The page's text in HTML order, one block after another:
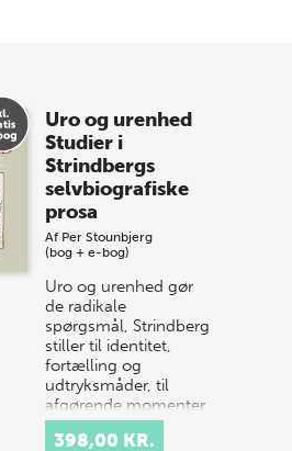
Uro og urenhed
Studier i
Strindbergs
selvbiografiske
prosa
Af Per Stounbjerg
(bog + e-bog)
Uro og urenhed gør
de radikale
spørgsmål, Strindberg
stiller til identitet,
fortælling og
udtryksmåder, til
afgørende momenter
i en litterær
omstignin…
398,00 KR.